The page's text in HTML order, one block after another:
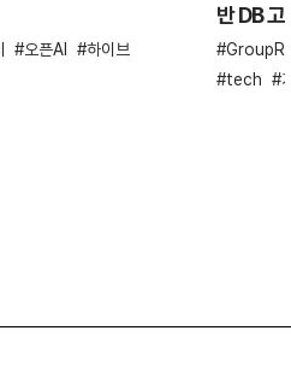
오픈AI 하이브
반 DB
tech